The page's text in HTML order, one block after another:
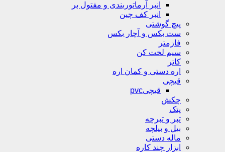
انبر آرماتوربندی و مفتول بر
انبر کف چین
پیچ گوشتی
ست بکس و آچار بکس
فازمتر
سیم لخت کن
کاتر
اره دستی و کمان اره
قیچی
قیچیpvc
چکش
پتک
تبر و تبرچه
بیل و بیلچه
ماله دستی
ابزار چند کاره